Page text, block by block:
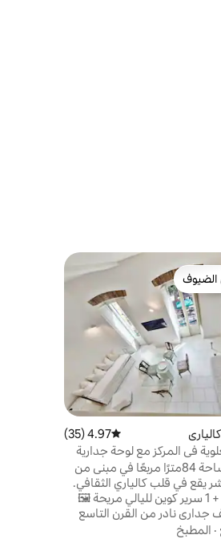
المفضّلة لدى الضيوف
متوسط التقييم 4.97 من 5، 35 مراجعات
4.97 (35)
في المركز مع لوحة جدارية
شقة علوية بمساحة 84مترًا مربعًا في مبنى من
يقع في قلب كالياري الثقافي.
🛏️ 1 سرير كينج + 1 سرير كوين لليالي مريحة 🖼️
نادر من القرن التاسع
راقيان مع مستلزمات الحمام
· المطبخ